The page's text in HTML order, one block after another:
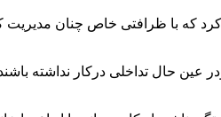
که با ظرافتی خاص چنان مدیریت
عین حال تداخلی درکار نداشته